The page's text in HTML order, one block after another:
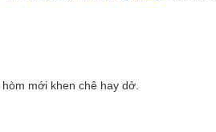
mới khen chê hay dở.